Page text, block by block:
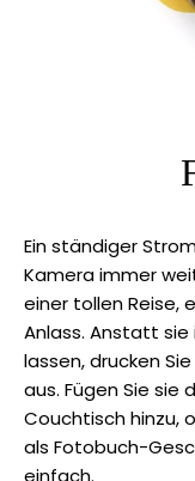
Ein ständiger
Kamera immer
einer tollen Reise,
Anlass. Anstatt sie
lassen, drucken
aus. Fügen Sie sie
Couchtisch hinzu,
als Fotobuch-
einfach.